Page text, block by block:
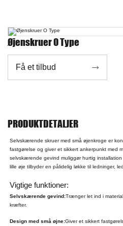
Øjenskruer O Type
Få et tilbud 
PRODUKTDETALJER
Selvskærende skruer med små øjenkroge er
fastgørelse og giver et sikkert ankerpunkt med
selvskærende gevind muliggør hurtig
lille øje tilbyder en pålidelig løkke til ledninger,
Vigtige funktioner:
Selvskærende gevind:Trænger let ind i
kræfter.
Design med små øjne:Giver et sikkert